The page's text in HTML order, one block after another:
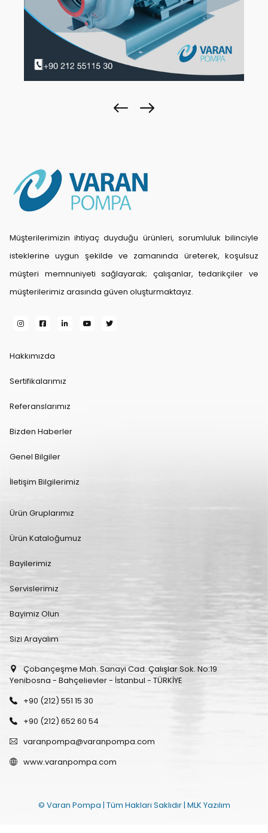
Müşterilerimizin ihtiyaç duyduğu ürünleri, sorumluluk bilinciyle
isteklerine uygun şekilde ve zamanında üreterek, koşulsuz
müşteri memnuniyeti sağlayarak; çalışanlar, tedarikçiler ve
müşterilerimiz arasında güven oluşturmaktayız.
Hakkımızda
Sertifikalarımız
Referanslarımız
Bizden Haberler
Genel Bilgiler
İletişim Bilgilerimiz
Ürün Gruplarımız
Ürün Kataloğumuz
Bayilerimiz
Servislerimiz
Bayimiz Olun
Sizi Arayalım
Çobançeşme Mah. Sanayi Cad. Çalışlar Sok. No:19
Yenibosna - Bahçelievler - İstanbul - TÜRKİYE
+90 (212) 551 15 30
+90 (212) 652 60 54
varanpompa@varanpompa.com
www.varanpompa.com
© Varan Pompa | Tüm Hakları Saklıdır | MLK Yazılım